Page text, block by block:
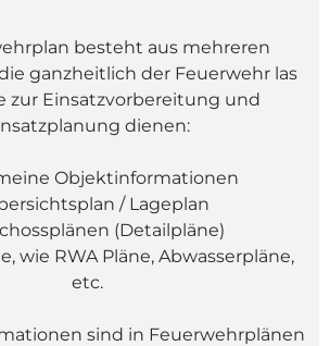
besteht aus mehreren
ganzheitlich der Feuerwehr las
zur Einsatzvorbereitung und
dienen:
Objektinformationen
/ Lageplan
(Detailpläne)
wie RWA Pläne, Abwasserpläne,
etc.
sind in Feuerwehrplänen